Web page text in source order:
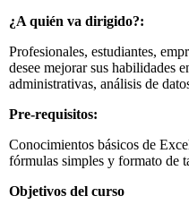
¿A quién va dirigido?:
Profesionales, estudiantes,
desee mejorar sus habilidades
administrativas, análisis de
Pre-requisitos:
Conocimientos básicos de
fórmulas simples y formato de
Objetivos del curso